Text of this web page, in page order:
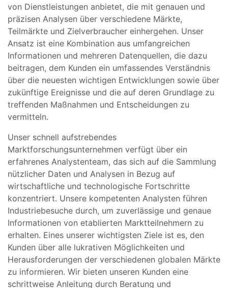
von Dienstleistungen anbietet, die mit genauen und
präzisen Analysen über verschiedene Märkte,
Teilmärkte und Zielverbraucher einhergehen. Unser
Ansatz ist eine Kombination aus umfangreichen
Informationen und mehreren Datenquellen, die dazu
beitragen, dem Kunden ein umfassendes Verständnis
über die neuesten wichtigen Entwicklungen sowie über
zukünftige Ereignisse und die auf deren Grundlage zu
treffenden Maßnahmen und Entscheidungen zu
vermitteln.
Unser schnell aufstrebendes
Marktforschungsunternehmen verfügt über ein
erfahrenes Analystenteam, das sich auf die Sammlung
nützlicher Daten und Analysen in Bezug auf
wirtschaftliche und technologische Fortschritte
konzentriert. Unsere kompetenten Analysten führen
Industriebesuche durch, um zuverlässige und genaue
Informationen von etablierten Marktteilnehmern zu
erhalten. Eines unserer wichtigsten Ziele ist es, den
Kunden über alle lukrativen Möglichkeiten und
Herausforderungen der verschiedenen globalen Märkte
zu informieren. Wir bieten unseren Kunden eine
schrittweise Anleitung durch Beratung und